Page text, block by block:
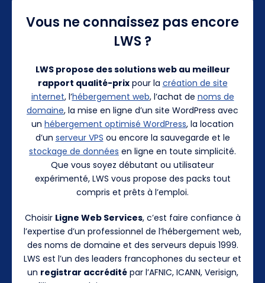
Vous ne connaissez pas encore
LWS ?
LWS propose des solutions web au meilleur
rapport qualité-prixpour la création de site
internet, l’hébergement web, l’achat de noms de
domaine, la mise en ligne d’un site WordPress avec
un hébergement optimisé WordPress, la location
d’un serveur VPS ou encore la sauvegarde et le
stockage de données en ligne en toute simplicité.
Que vous soyez débutant ou utilisateur
expérimenté, LWS vous propose des packs tout
compris et prêts à l’emploi.
Choisir Ligne Web Services, c’est faire confiance à
l’expertise d’un professionnel de l’hébergement web,
des noms de domaine et des serveurs depuis 1999.
LWS est l’un des leaders francophones du secteur et
un registrar accréditépar l’AFNIC, ICANN, Verisign,